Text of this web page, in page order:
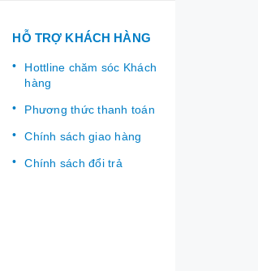
HỖ TRỢ KHÁCH HÀNG
Hottline chăm sóc Khách
hàng
Phương thức thanh toán
Chính sách giao hàng
Chính sách đổi trả